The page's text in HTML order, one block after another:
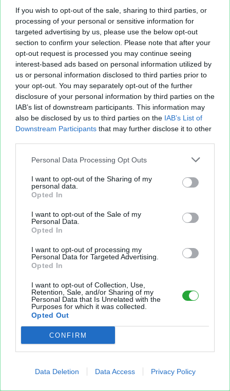
If you wish to opt-out of the sale, sharing to third parties, or
processing of your personal or sensitive information for
targeted advertising by us, please use the below opt-out
section to confirm your selection. Please note that after your
opt-out request is processed you may continue seeing
interest-based ads based on personal information utilized by
us or personal information disclosed to third parties prior to
your opt-out. You may separately opt-out of the further
disclosure of your personal information by third parties on the
IAB’s list of downstream participants. This information may
also be disclosed by us to third parties on the IAB’s List of
Downstream Participants that may further disclose it to other
Personal Data Processing Opt Outs
I want to opt-out of the Sharing of my
personal data.
Opted In
I want to opt-out of the Sale of my
Personal Data.
Opted In
I want to opt-out of processing my
Personal Data for Targeted Advertising.
Opted In
I want to opt-out of Collection, Use,
Retention, Sale, and/or Sharing of my
Personal Data that Is Unrelated with the
Purposes for which it was collected.
Opted Out
CONFIRM
Data Deletion Data Access Privacy Policy